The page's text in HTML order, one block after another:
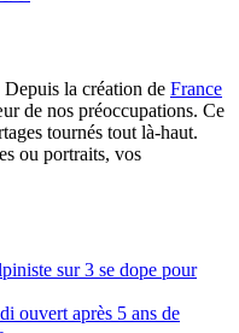
la création de France
de nos préoccupations. Ce
tournés tout là-haut.
ou portraits, vos
sur 3 se dope pour
ouvert après 5 ans de